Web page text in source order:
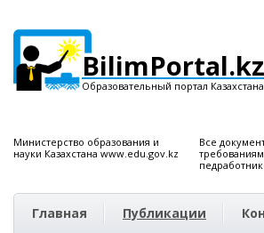
BilimPortal.kz
Образовательный портал Казахстана
Министерство образования и
науки Казахстана www.edu.gov.kz
Все
Главная Публикации